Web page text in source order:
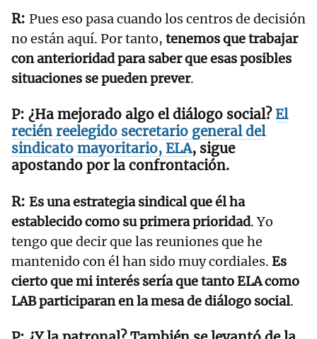
Pues eso pasa cuando los centros de decisión
no están aquí. Por tanto, tenemos que trabajar
con anterioridad para saber que esas posibles
situaciones se pueden prever.
¿Ha mejorado algo el diálogo social?El
recién reelegido secretario general del
sindicato mayoritario, ELA, sigue
apostando por la confrontación.
Es una estrategia sindical que él ha
establecido como su primera prioridad. Yo
tengo que decir que las reuniones que he
mantenido con él han sido muy cordiales. Es
cierto que mi interés sería que tanto ELA como
LAB participaran en la mesa de diálogo social.